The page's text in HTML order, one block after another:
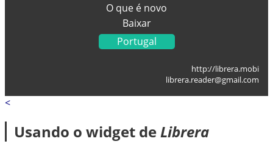
O que é novo
Baixar
Portugal
Español
http://librera.mobi
librera.reader@gmail.com
<
Usando o widget de Librera